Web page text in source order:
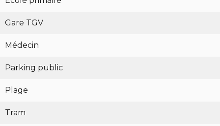
Gare TGV
Médecin
Parking public
Plage
Tram